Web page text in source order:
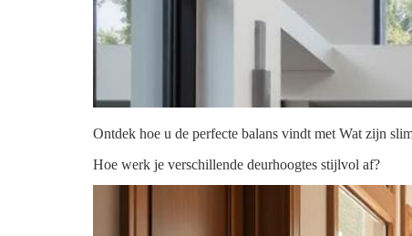
Ontdek hoe u de perfecte balans vindt met Wat zijn
Hoe werk je verschillende deurhoogtes stijlvol af?